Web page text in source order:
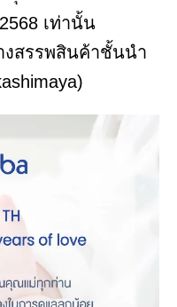
เท่านั้น
งสรรพสินค้าชั้นนำ